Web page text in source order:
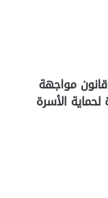
مواجهة
الأسرة